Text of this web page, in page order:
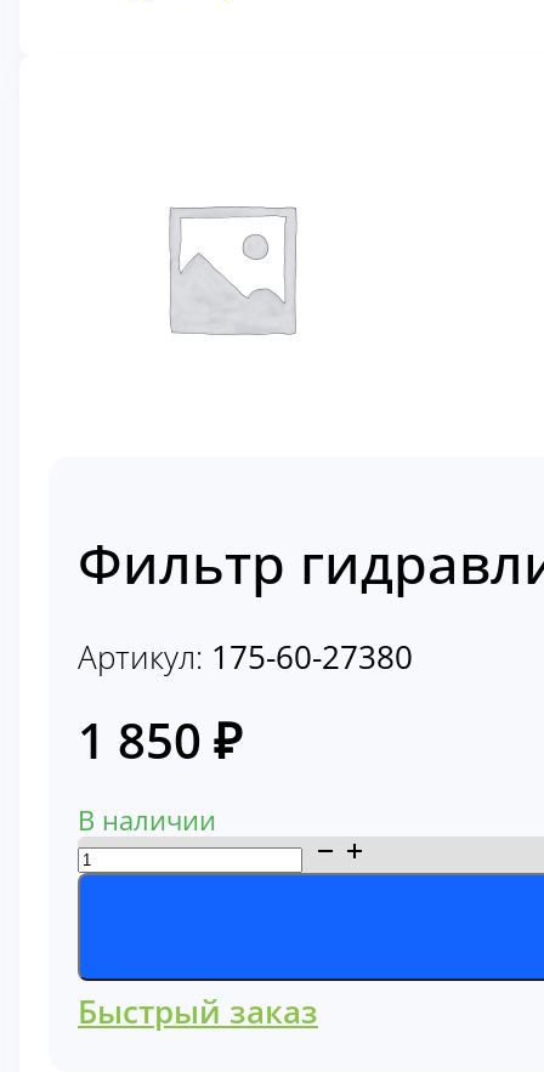
Фильтр
Артикул: 175-60-27380
1 850 ₽
В наличии
Количество
товара
гидравлический
Komatsu
175-
Быстрый заказ